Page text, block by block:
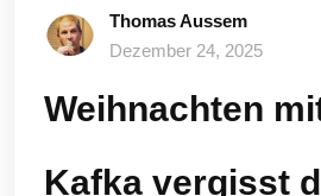
Thomas Aussem
Dezember 24, 2025
Weihnachten
Kafka vergisst